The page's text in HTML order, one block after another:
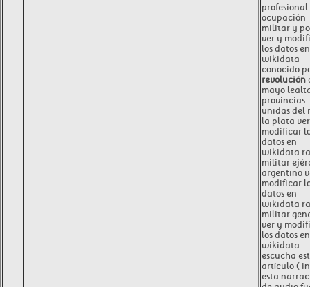
profesional
ocupación
militar y
ver y
los datos en
wikidata
conocido
revolución
mayo
provincias
unidas del
la plata
modificar
datos en
wikidata
militar
argentino
modificar
datos en
wikidata
militar
ver y
los datos en
wikidata
escucha
artículo (
esta